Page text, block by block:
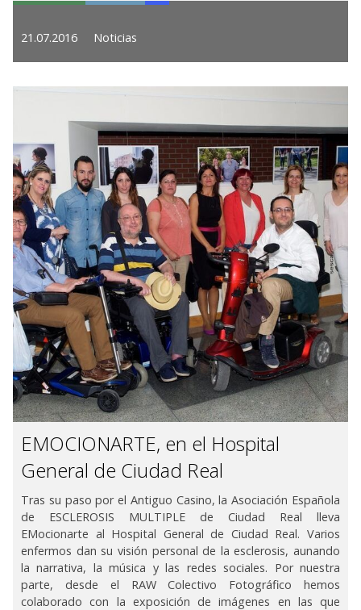
21.07.2016 Noticias
EMOCIONARTE, en el Hospital
General de Ciudad Real
Tras su paso por el Antiguo Casino, la Asociación Española
de ESCLEROSIS MULTIPLE de Ciudad Real lleva
EMocionarte al Hospital General de Ciudad Real. Varios
enfermos dan su visión personal de la esclerosis, aunando
la narrativa, la música y las redes sociales. Por nuestra
parte, desde el RAW Colectivo Fotográfico hemos
colaborado con la exposición de imágenes en las que